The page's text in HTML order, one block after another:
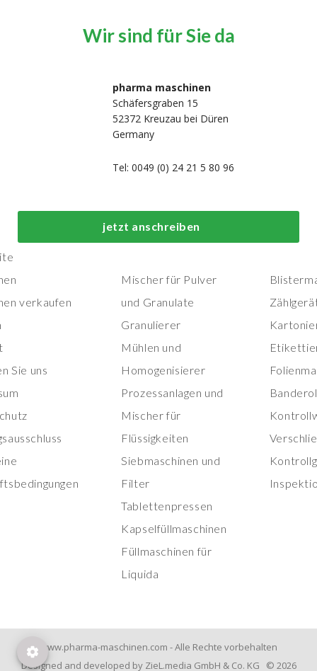
Wir sind für Sie da
pharma maschinen
Schäfersgraben 15
52372 Kreuzau bei Düren
Germany
Tel: 0049 (0) 24 21 5 80 96
jetzt anschreiben
verkaufen
Sie uns
Top-Prozess- und
Herstellungsmaschinen
Mischer für Pulver
und Granulate
Granulierer
Mühlen und
Homogenisierer
Prozessanlagen und
Mischer für
Flüssigkeiten
Siebmaschinen und
Filter
Tablettenpressen
Kapselfüllmaschinen
Füllmaschinen für
Liquida
www.pharma-maschinen.com - Alle Rechte vorbehalten
Designed and developed by ZieL.media GmbH & Co. KG © 2026